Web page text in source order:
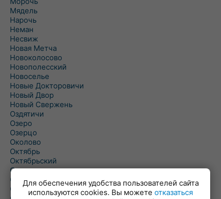
Мядель
Нарочь
Неман
Несвиж
Новая Метча
Новоколосово
Новополесский
Новоселье
Новые Докторовичи
Новый Двор
Новый Свержень
Оздятичи
Озеро
Озерцо
Околово
Октябрь
Октябрьский
Олехновичи
Омговичи
Оношки
Для обеспечения удобства пользователей сайта
используются cookies. Вы можете отказаться